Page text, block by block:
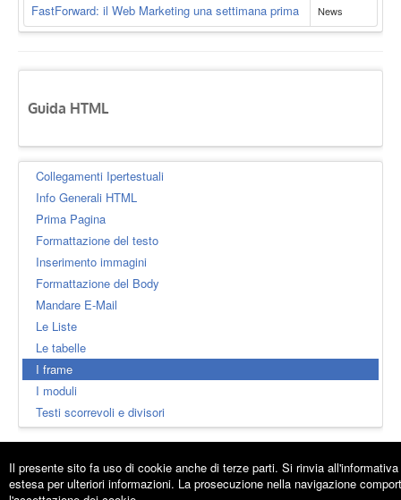
FastForward: il Web Marketing una settimana prima News
Guida HTML
Collegamenti Ipertestuali
Info Generali HTML
Prima Pagina
Formattazione del testo
Inserimento immagini
Formattazione del Body
Mandare E-Mail
Le Liste
Le tabelle
I frame
I moduli
Testi scorrevoli e divisori
Il presente sito fa uso di cookie anche di terze parti. Si rinvia all'informativa
estesa per ulteriori informazioni. La prosecuzione nella navigazione